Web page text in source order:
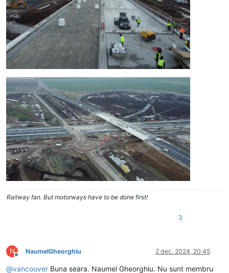
Railway fan. But motorways have to be done first!
3
N
Deconectat
NaumelGheorghiu 2 dec. 2024, 20:45
@vancouver Buna seara. Naumel Gheorghiu. Nu sunt membru